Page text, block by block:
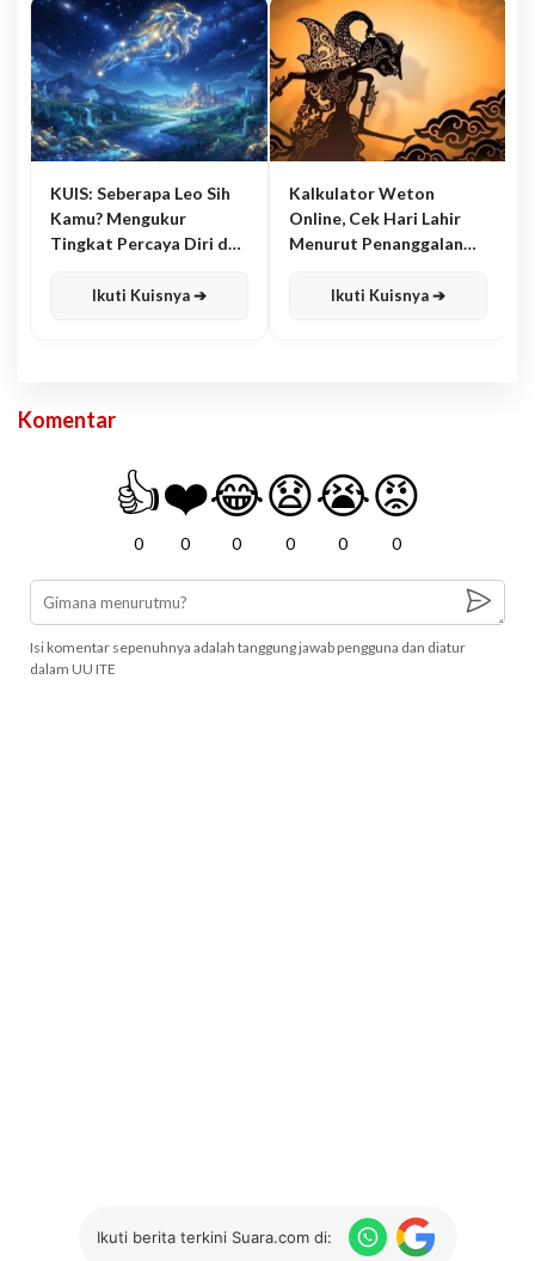
KUIS: Seberapa Leo Sih
Kamu? Mengukur
Tingkat Percaya Diri dan
Ikuti Kuisnya ➔
Kalkulator Weton
Online, Cek Hari Lahir
Menurut Penanggalan
Ikuti Kuisnya ➔
Komentar
👍
0
❤️
0
😂
0
😧
0
😭
0
😡
0
Isi komentar sepenuhnya adalah tanggung jawab pengguna dan diatur
dalam UU ITE
Ikuti berita terkini Suara.com di: